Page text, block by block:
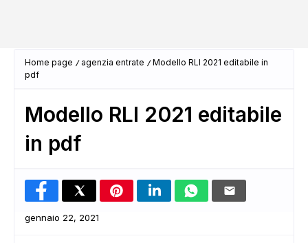
Home page agenzia entrate
Modello RLI 2021 editabile in
pdf
Modello RLI 2021 editabile
in pdf
gennaio 22, 2021